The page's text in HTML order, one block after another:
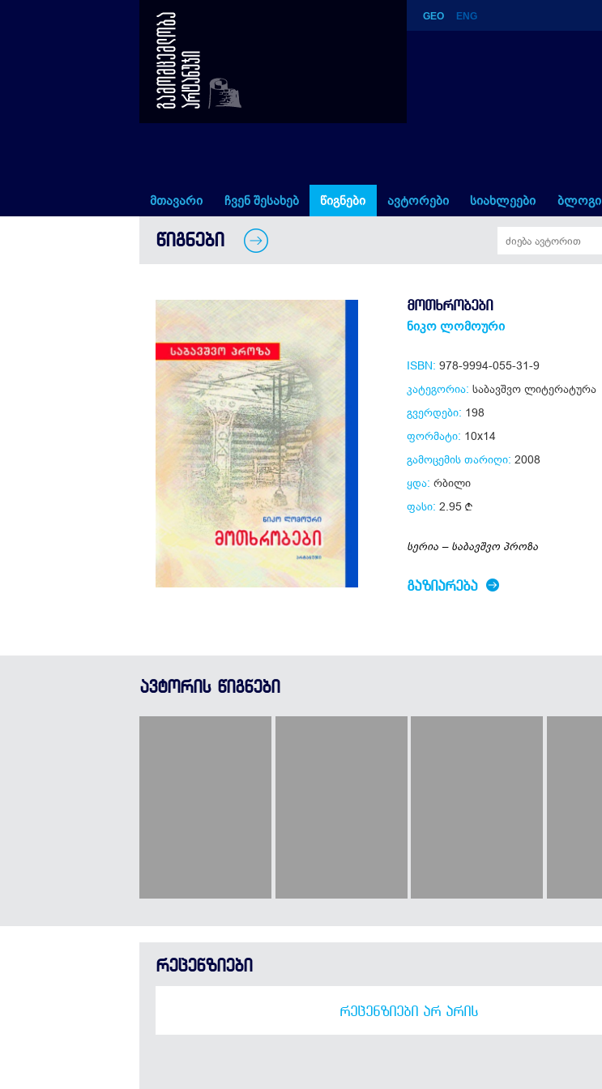
მოთხრობები
GEO ENG
მთავარი ჩვენ შესახებ წიგნები ავტორები სიახლეები ბლოგი
ᲬᲘᲒᲜᲔᲑᲘ
ᲛᲝᲗᲮᲠᲝᲑᲔᲑᲘ
ნიკო ლომოური
ISBN: 978-9994-055-31-9
კატეგორია: საბავშვო ლიტერატურა
გვერდები: 198
ფორმატი: 10x14
გამოცემის თარიღი: 2008
ყდა: რბილი
ფასი: 2.95
სერია – საბავშვო პროზა
ᲒᲐᲖᲘᲐᲠᲔᲑᲐ
ავტორის წიგნები
რეცენზიები
ᲠᲔᲪᲔᲜᲖᲘᲔᲑᲘ ᲐᲠ ᲐᲠᲘᲡ